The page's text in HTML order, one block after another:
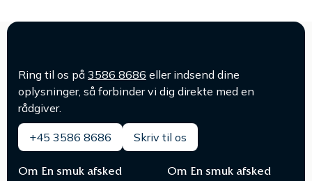
Ring til os på 3586 8686 eller indsend dine
oplysninger, så forbinder vi dig direkte med en
rådgiver.
+45 3586 8686 Skriv til os
Om En smuk afsked Om En smuk afsked